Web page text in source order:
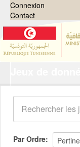
Connexion
Contact
Organisations
Groupes
Demandes 0
À propos
Par Ordre